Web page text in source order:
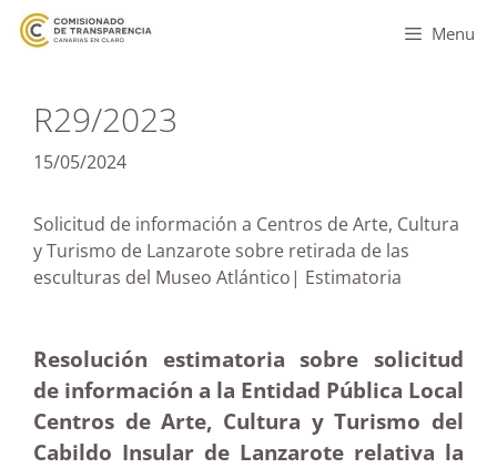
Menu
R29/2023
15/05/2024
Solicitud de información a Centros de Arte, Cultura
y Turismo de Lanzarote sobre retirada de las
esculturas del Museo Atlántico| Estimatoria
Resolución estimatoria sobre solicitud
de información a la Entidad Pública Local
Centros de Arte, Cultura y Turismo del
Cabildo Insular de Lanzarote relativa la